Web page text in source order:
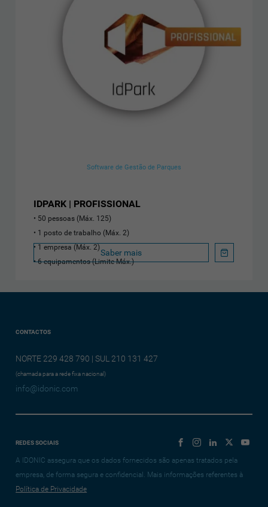
Software de Gestão de Parques
IDPARK | PROFISSIONAL
50 pessoas (Máx. 125)
1 posto de trabalho (Máx. 2)
1 empresa (Máx. 2)
6 equipamentos (Limite Máx.)
Saber mais
CONTACTOS
NORTE 229 428 790 | SUL 210 131 427
(chamada para a rede fixa nacional)
info@idonic.com
REDES SOCIAIS
A IDONIC assegura que os dados fornecidos são apenas tratados pela
empresa, de forma segura e confidencial. Mais informações referentes à
Política de Privacidade